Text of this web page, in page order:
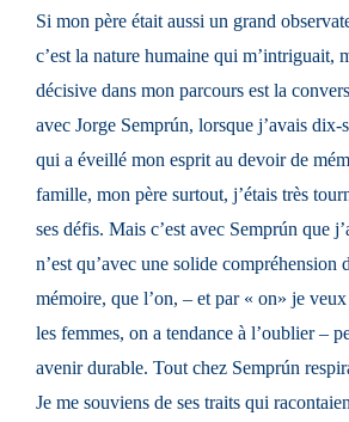
Si mon père était aussi un grand
c’est la nature humaine qui m’intriguait,
décisive dans mon parcours est la
avec Jorge Semprún, lorsque j’avais dix-
qui a éveillé mon esprit au devoir de
famille, mon père surtout, j’étais très
ses défis. Mais c’est avec Semprún que
n’est qu’avec une solide compréhension
mémoire, que l’on, – et par « on» je
les femmes, on a tendance à l’oublier –
avenir durable. Tout chez Semprún
Je me souviens de ses traits qui